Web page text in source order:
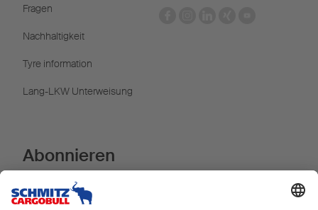
Fragen
Nachhaltigkeit
Tyre information
Lang-LKW Unterweisung
Abonnieren